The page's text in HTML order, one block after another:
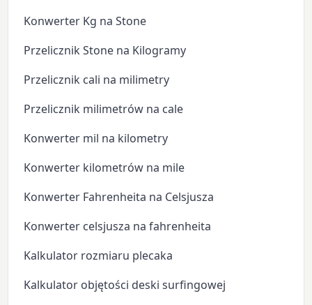
Konwerter Kg na Stone
Przelicznik Stone na Kilogramy
Przelicznik cali na milimetry
Przelicznik milimetrów na cale
Konwerter mil na kilometry
Konwerter kilometrów na mile
Konwerter Fahrenheita na Celsjusza
Konwerter celsjusza na fahrenheita
Kalkulator rozmiaru plecaka
Kalkulator objętości deski surfingowej